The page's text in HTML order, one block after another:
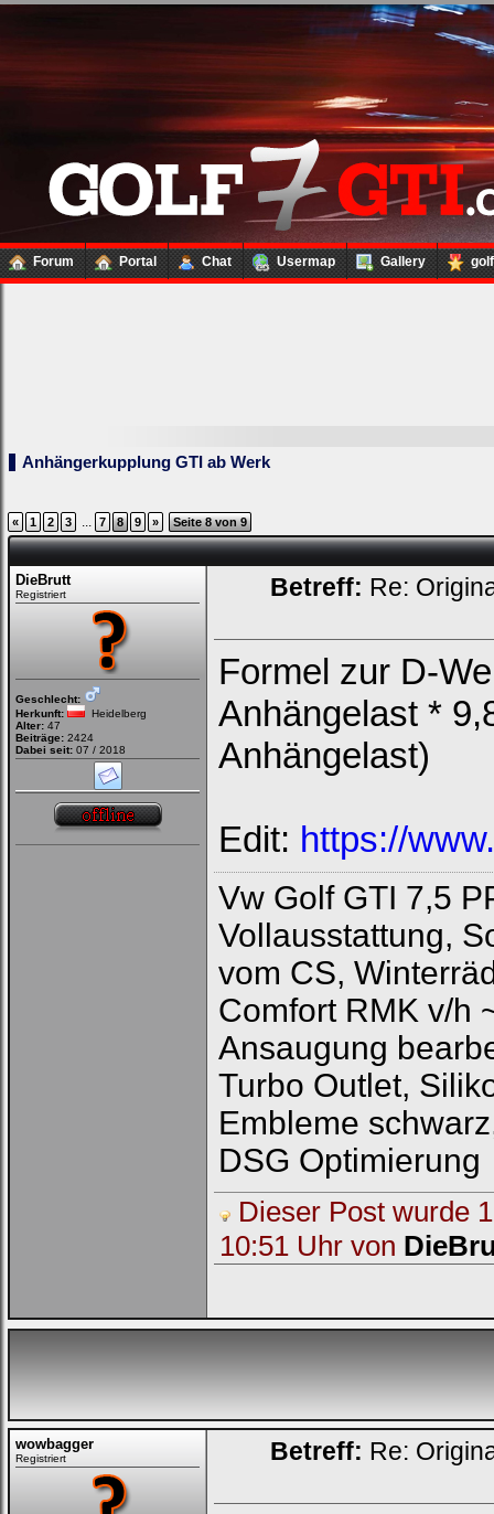
Forum Portal Chat Usermap Gallery
Loginbox
Trage
bitte
die
Felder
Deinen
Benutzernamen
und
ein,
um
Dich
einzuloggen.
Username:
Passwort:
Anhängerkupplung GTI ab Werk
« 1 2 3 ... 7 8 9 » Seite 8 von 9
DieBrutt
Registriert
Geschlecht:
Herkunft:
Heidelberg
Alter: 47
Beiträge: 2424
Dabei seit: 07 / 2018
Betreff: Re:
Formel zur D-
Anhängelast *
Anhängelast)
Edit: https://
Vw Golf GTI 7,5
Vollausstattung,
vom CS,
Comfort RMK v/h
Ansaugung
Turbo Outlet,
Embleme
DSG Optimierung
Dieser Post wurde
10:51 Uhr von
wowbagger
Registriert Betreff: Re: